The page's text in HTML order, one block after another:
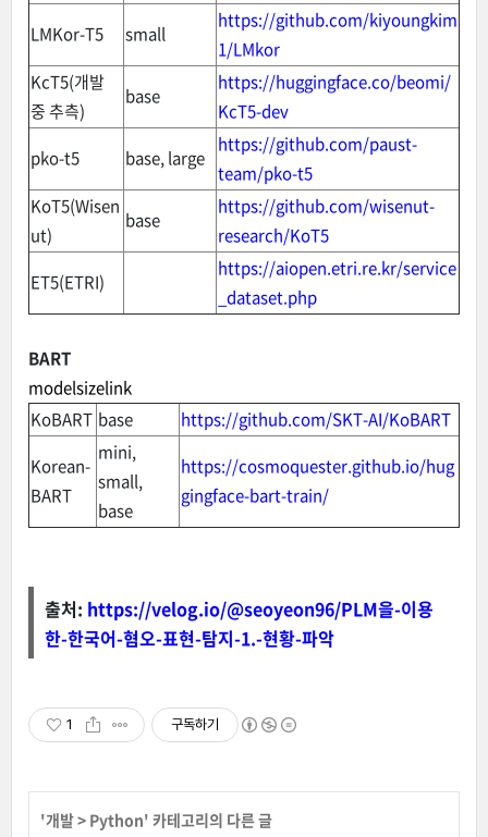
LMKor-T5
small
https://github.com/kiyoungkim
1/LMkor
KcT5(개발
중 추측)
base
https://huggingface.co/beomi/
KcT5-dev
pko-t5
base, large
https://github.com/paust-
team/pko-t5
KoT5(Wisen
ut)
base
https://github.com/wisenut-
research/KoT5
ET5(ETRI)
https://aiopen.etri.re.kr/service
_dataset.php
BART
modelsizelink
KoBART base
https://github.com/SKT-AI/KoBART
Korean-
BART
mini,
small,
base
https://cosmoquester.github.io/hug
gingface-bart-train/
출처: https://velog.io/@seoyeon96/PLM을-이용
한-한국어-혐오-표현-탐지-1.-현황-파악
1 구독하기
'개발> Python' 카테고리의 다른 글